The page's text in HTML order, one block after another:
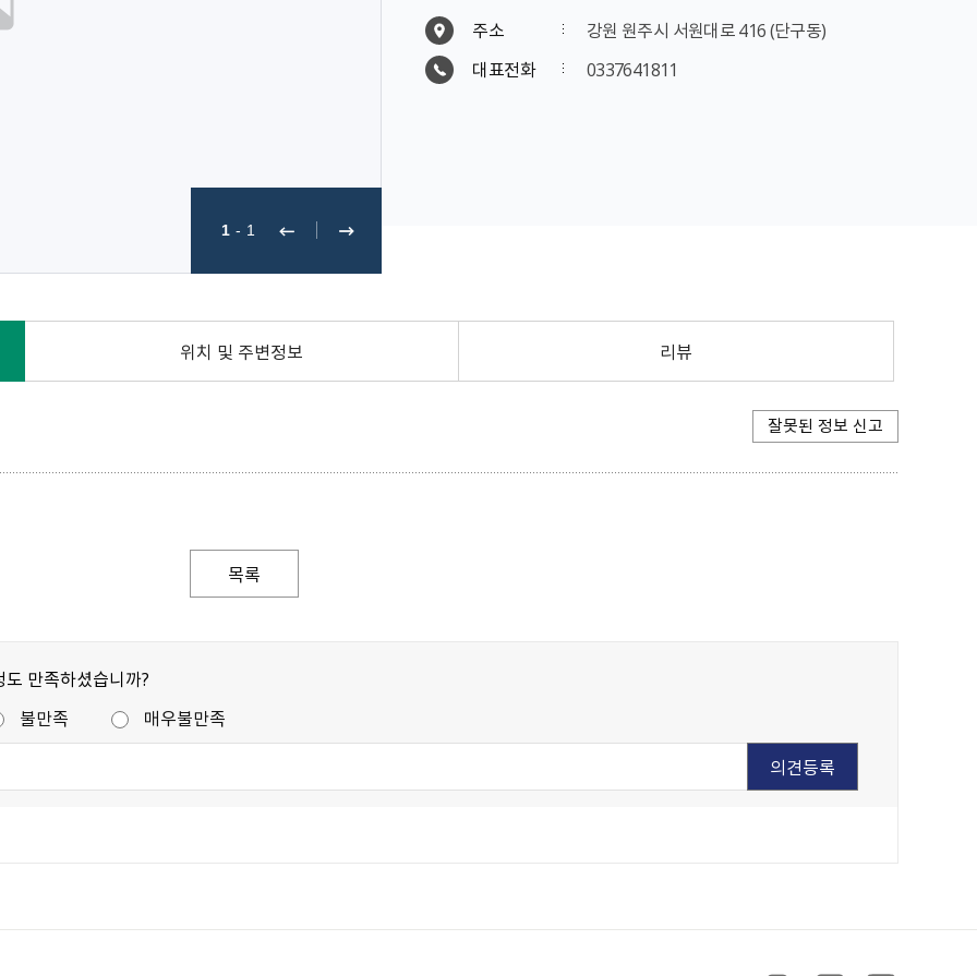
1 - 1
주소
강원 원주시 서원대로 416 (단구동)
대표전화
0337641811
위치 및 주변정보 리뷰
잘못된 정보 신고
목록
만족하셨습니까?
불만족 매우불만족